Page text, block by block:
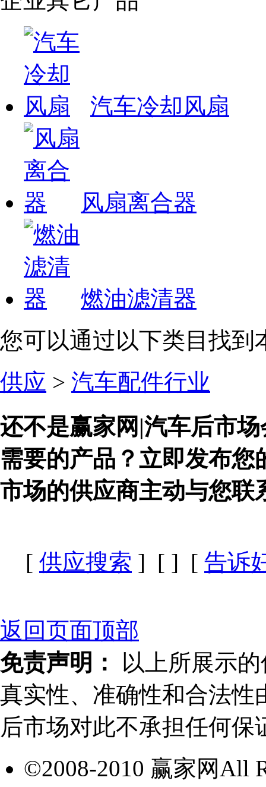
汽车冷却风扇
风扇离合器
燃油滤清器
您可以通过以下类目找到
供应 > 汽车配件行业
还不是赢家网|汽车后市场
需要的产品？立即发布您
市场的供应商主动与您联
[ 供应搜索 ] [ ] [ 告诉
返回页面顶部
免责声明：
以上所展示
真实性、准确性和合法性
后市场对此不承担任何保
©2008-2010 赢家网All